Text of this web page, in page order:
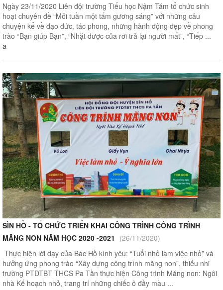
Ngày 23/11/2020 Liên đội trường Tiểu học Nậm Tăm tổ chức sinh
hoạt chuyên đề “Mỗi tuần một tấm gương sáng” với những câu
chuyện kể về đạo đức, tác phong, những hành động đẹp về phong
trào “Bạn giúp Bạn”, “Nhặt được của rơi trả lại người mất”, “Tiếp ...
a
SÌN HỒ - TỔ CHỨC TRIỂN KHAI CÔNG TRÌNH CÔNG TRÌNH
MĂNG NON NĂM HỌC 2020 -2021
(26/11/2020)
Thực hiện lời dạy của Bác Hồ kính yêu: “Tuổi nhỏ làm việc nhỏ” và
hưởng ứng phong trào “Xây dựng công trình măng non”, thiếu nhi
trường PTDTBT THCS Pa Tần thực hiện Công trình Măng non: Ngôi
nhà Kế hoạch nhỏ, trang trí những chiếc ô đầy màu ...